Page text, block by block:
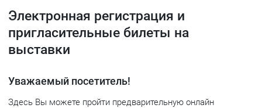
Электронная регистрация и
пригласительные билеты на
выставки
Уважаемый посетитель!
Здесь Вы можете пройти предварительную онлайн